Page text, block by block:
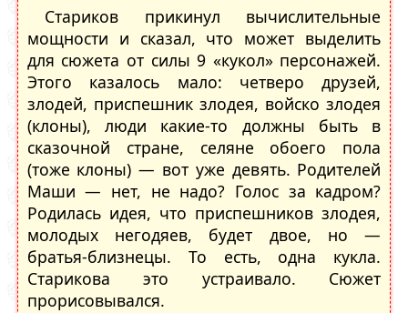
Стариков прикинул вычислительные
мощности и сказал, что может выделить
для сюжета от силы 9 «кукол» персонажей.
Этого казалось мало: четверо друзей,
злодей, приспешник злодея, войско злодея
(клоны), люди какие-то должны быть в
сказочной стране, селяне обоего пола
(тоже клоны) — вот уже девять. Родителей
Маши — нет, не надо? Голос за кадром?
Родилась идея, что приспешников злодея,
молодых негодяев, будет двое, но —
братья-близнецы. То есть, одна кукла.
Старикова это устраивало. Сюжет
прорисовывался.